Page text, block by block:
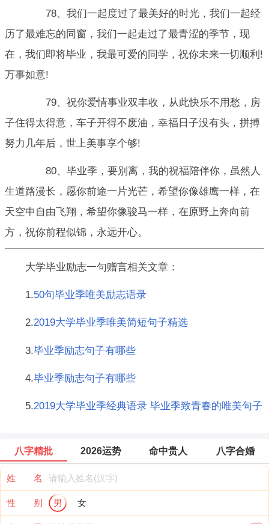
78、我们一起度过了最美好的时光，我们一起经
历了最难忘的同窗，我们一起走过了最青涩的季节，现
在，我们即将毕业，我最可爱的同学，祝你未来一切顺利!
万事如意!
79、祝你爱情事业双丰收，从此快乐不用愁，房
子住得太得意，车子开得不废油，幸福日子没有头，拼搏
努力几年后，世上美事享个够!
80、毕业季，要别离，我的祝福陪伴你，虽然人
生道路漫长，愿你前途一片光芒，希望你像雄鹰一样，在
天空中自由飞翔，希望你像骏马一样，在原野上奔向前
方，祝你前程似锦，永远开心。
大学毕业励志一句赠言相关文章：
1.50句毕业季唯美励志语录
2.2019大学毕业季唯美简短句子精选
3.毕业季励志句子有哪些
4.毕业季励志句子有哪些
5.2019大学毕业季经典语录 毕业季致青春的唯美句子
八字精批 2026运势 命中贵人 八字合婚
姓 名
性 别 男 女